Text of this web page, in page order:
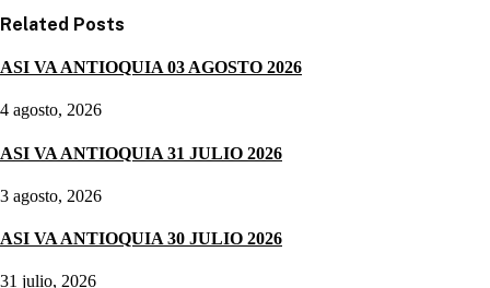
Related Posts
ASI VA ANTIOQUIA 03 AGOSTO 2026
4 agosto, 2026
ASI VA ANTIOQUIA 31 JULIO 2026
3 agosto, 2026
ASI VA ANTIOQUIA 30 JULIO 2026
31 julio, 2026